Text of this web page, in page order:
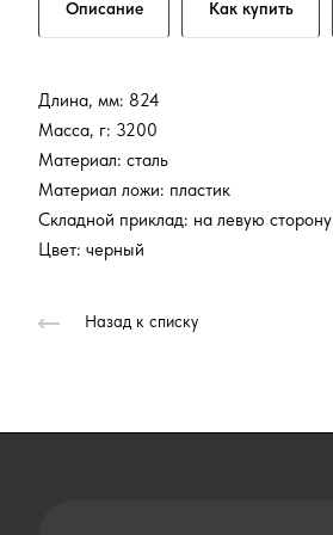
Описание Как купить
Длина, мм: 824
Масса, г: 3200
Материал: сталь
Материал ложи: пластик
Складной приклад: на левую сторону
Цвет: черный
Назад к списку